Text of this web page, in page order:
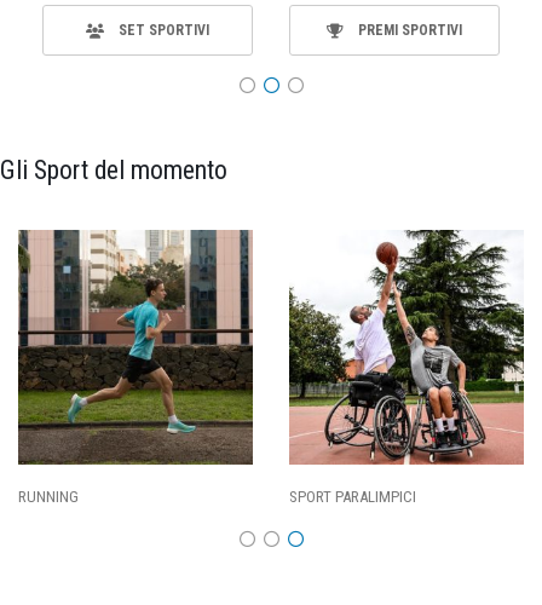
SET SPORTIVI PREMI SPORTIVI
Gli Sport del momento
CALCIO